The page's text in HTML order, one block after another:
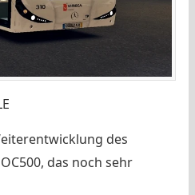
des
das noch sehr